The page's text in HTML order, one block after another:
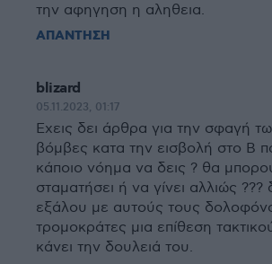
την αφηγηση η αληθεια.
ΑΠΑΝΤΗΣΗ
blizard
05.11.2023, 01:17
Εχεις δει άρθρα για την σφαγή
βόμβες κατα την εισβολή στο Β
κάποιο νόημα να δεις ? θα
σταματήσει ή να γίνει αλλιώς ???
εξάλου με αυτούς τους
τρομοκράτες μια επίθεση
κάνει την δουλειά του.